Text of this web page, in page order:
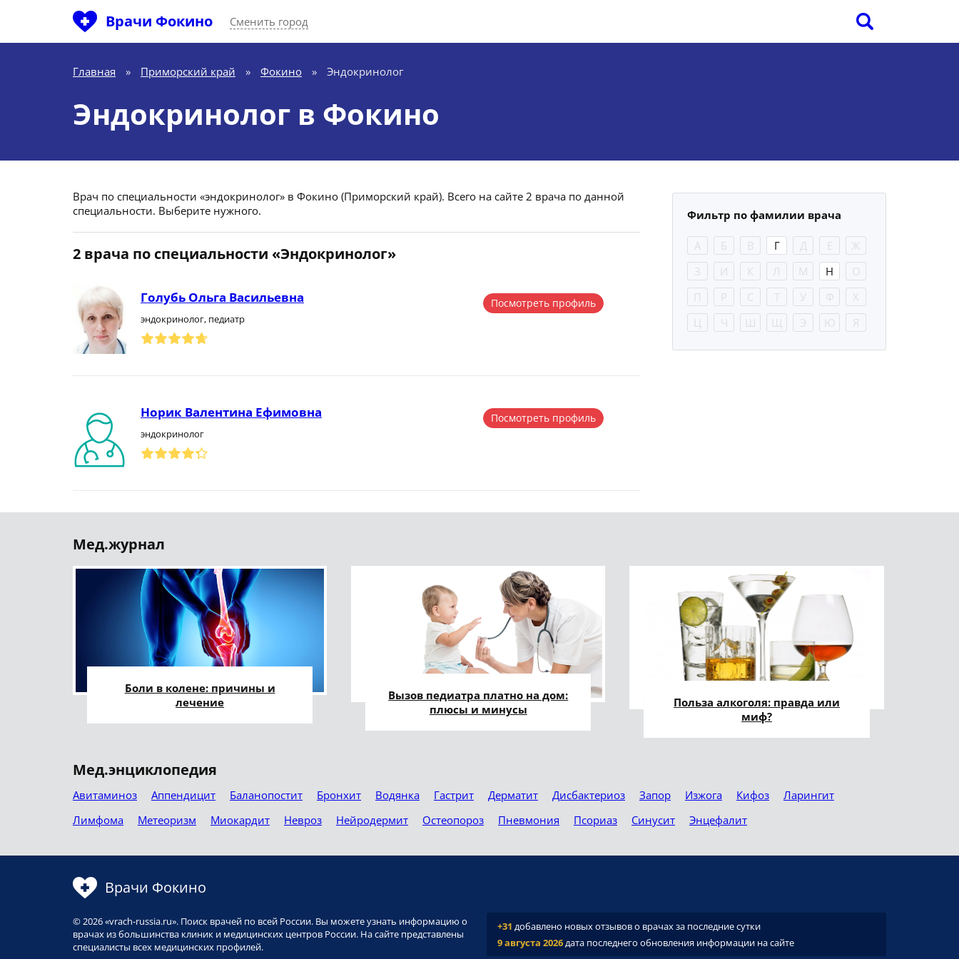
Врачи Фокино Сменить город
Главная » Приморский край » Фокино » Эндокринолог
Эндокринолог в Фокино
Врач по специальности «эндокринолог» в Фокино (Приморский край). Всего на сайте 2 врача по данной
специальности. Выберите нужного.
2 врача по специальности «Эндокринолог»
Голубь Ольга Васильевна
эндокринолог, педиатр
Посмотреть профиль
Норик Валентина Ефимовна
эндокринолог
Посмотреть профиль
Фильтр по фамилии врача
А Б В Г Д Е
Ж
З
И К Л М Н
О
П
Р С Т У Ф
Х
Ц
Ч Ш Щ Э Ю Я
Мед.журнал
Боли в колене: причины и
лечение
Вызов педиатра платно на дом:
плюсы и минусы
Польза алкоголя: правда или
миф?
Мед.энциклопедия
Авитаминоз Аппендицит Баланопостит Бронхит Водянка Гастрит Дерматит Дисбактериоз Запор Изжога Кифоз
Ларингит
Лимфома
Метеоризм Миокардит Невроз Нейродермит Остеопороз Пневмония Псориаз Синусит Энцефалит
Врачи Фокино
© 2026 «vrach-russia.ru». Поиск врачей по всей России. Вы можете узнать информацию о
врачах из большинства клиник и медицинских центров России. На сайте представлены
специалисты всех медицинских профилей.
+31 добавлено новых отзывов о врачах за последние сутки
9 августа 2026дата последнего обновления информации на сайте